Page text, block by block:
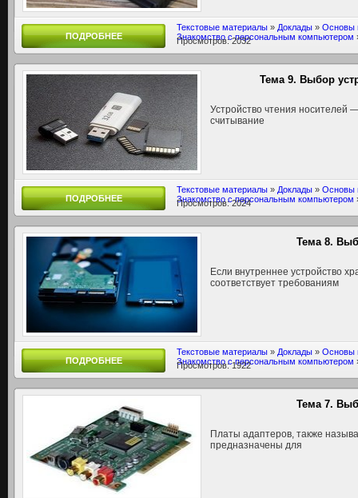
ПОДРОБНЕЕ
Текстовые материалы » Доклады » Основы
Знакомство с персональным компьютером
Просмотров: 2032
Тема 9. Выбор
Устройство чтения носителей
считывание
ПОДРОБНЕЕ
Текстовые материалы » Доклады » Основы
Знакомство с персональным компьютером
Просмотров: 2024
Тема 8.
Если внутреннее устройство
соответствует требованиям
ПОДРОБНЕЕ
Текстовые материалы » Доклады » Основы
Знакомство с персональным компьютером
Просмотров: 1922
Тема 7.
Платы адаптеров, также
предназначены для